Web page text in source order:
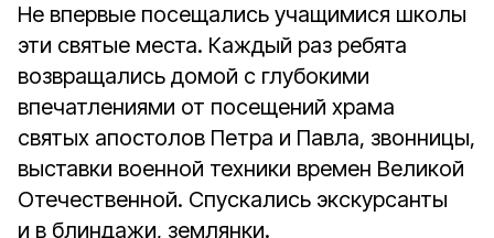
Не впервые посещались учащимися школы
эти святые места. Каждый раз ребята
возвращались домой с глубокими
впечатлениями от посещений храма
святых апостолов Петра и Павла, звонницы,
выставки военной техники времен Великой
Отечественной. Спускались экскурсанты
и в блиндажи, землянки.